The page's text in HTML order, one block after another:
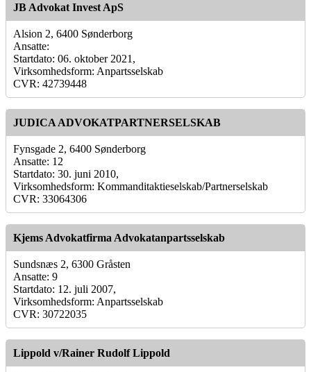
JB Advokat Invest ApS
Alsion 2, 6400 Sønderborg
Ansatte:
Startdato: 06. oktober 2021,
Virksomhedsform: Anpartsselskab
CVR: 42739448
JUDICA ADVOKATPARTNERSELSKAB
Fynsgade 2, 6400 Sønderborg
Ansatte: 12
Startdato: 30. juni 2010,
Virksomhedsform: Kommanditaktieselskab/Partnerselskab
CVR: 33064306
Kjems Advokatfirma Advokatanpartsselskab
Sundsnæs 2, 6300 Gråsten
Ansatte: 9
Startdato: 12. juli 2007,
Virksomhedsform: Anpartsselskab
CVR: 30722035
Lippold v/Rainer Rudolf Lippold